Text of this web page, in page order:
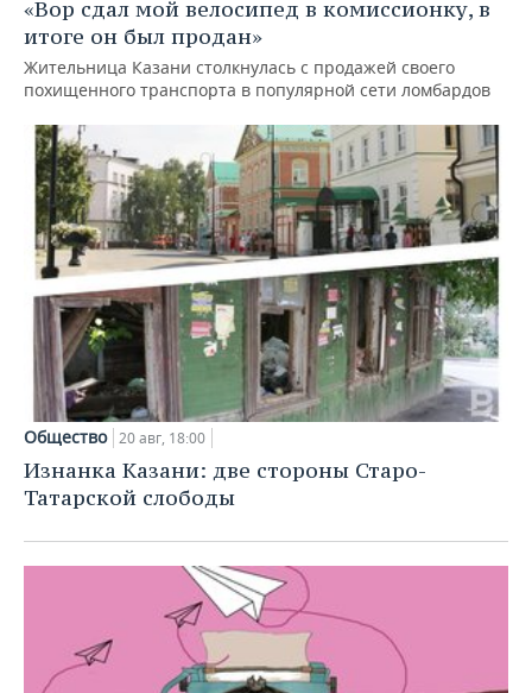
«Вор сдал мой велосипед в комиссионку, в
итоге он был продан»
Жительница Казани столкнулась с продажей своего
похищенного транспорта в популярной сети ломбардов
Общество 20 авг, 18:00
Изнанка Казани: две стороны Старо-
Татарской слободы